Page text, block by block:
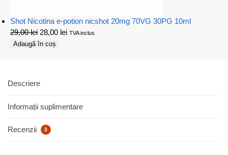
Shot Nicotina e-potion nicshot 20mg 70VG 30PG 10ml
29,00lei 28,00 lei TVA inclus
Adaugă în coș
Descriere
Informații suplimentare
Recenzii 3